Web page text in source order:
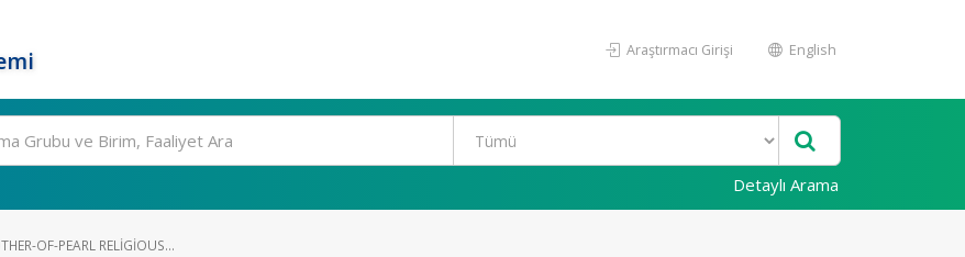
Araştırmacı Girişi English
Detaylı Arama
OF-PEARL RELIGIOUS...